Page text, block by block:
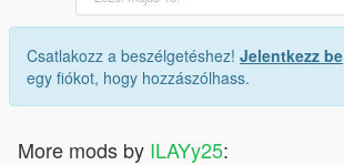
Csatlakozz a beszélgetéshez! Jelentkezz be
egy fiókot, hogy hozzászólhass.
More mods by ILAYy25: